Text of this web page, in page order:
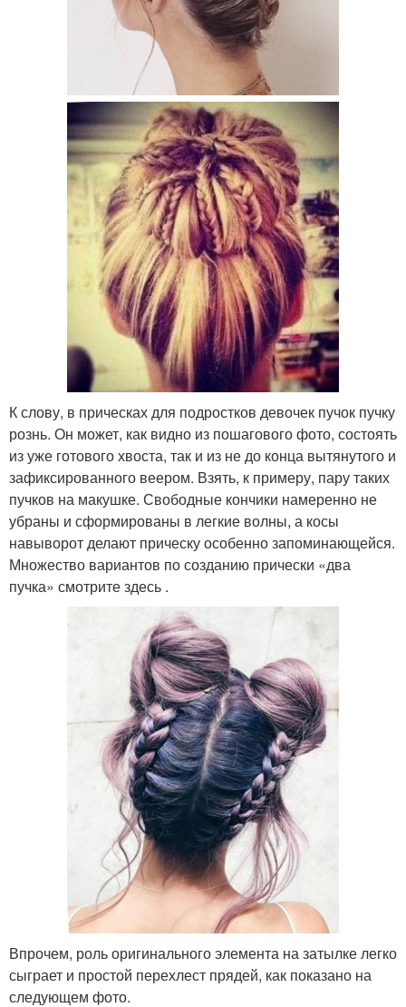
К слову, в прическах для подростков девочек пучок пучку
рознь. Он может, как видно из пошагового фото, состоять
из уже готового хвоста, так и из не до конца вытянутого и
зафиксированного веером. Взять, к примеру, пару таких
пучков на макушке. Свободные кончики намеренно не
убраны и сформированы в легкие волны, а косы
навыворот делают прическу особенно запоминающейся.
Множество вариантов по созданию прически «два
пучка» смотрите здесь .
Впрочем, роль оригинального элемента на затылке легко
сыграет и простой перехлест прядей, как показано на
следующем фото.